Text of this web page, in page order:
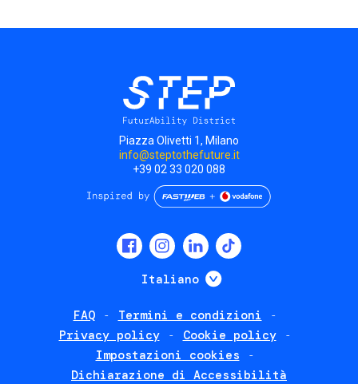
Piazza Olivetti 1, Milano
info@steptothefuture.it
+39 02 33 020 088
Italiano Mostra ulteriori
FAQ
Termini e condizioni
Privacy policy
Cookie policy
Impostazioni cookies
Dichiarazione di Accessibilità